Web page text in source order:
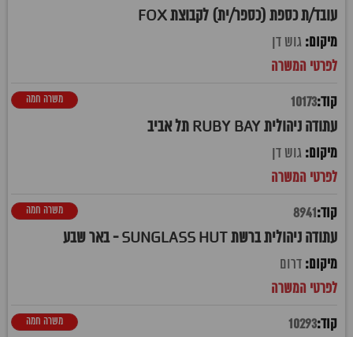
עובד/ת כספת (כספר/ית) לקבוצת FOX
גוש דן
10173
עתודה ניהולית RUBY BAY תל אביב
משרה חמה
גוש דן
8941
עתודה ניהולית ברשת SUNGLASS HUT - באר שבע
משרה חמה
דרום
10293 משרה חמה